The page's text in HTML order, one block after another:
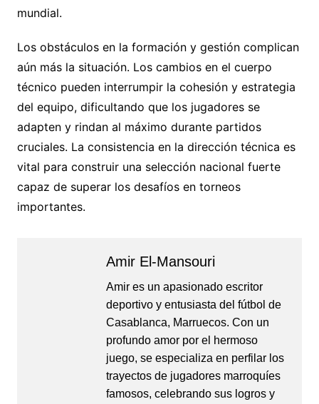
mundial.
Los obstáculos en la formación y gestión complican
aún más la situación. Los cambios en el cuerpo
técnico pueden interrumpir la cohesión y estrategia
del equipo, dificultando que los jugadores se
adapten y rindan al máximo durante partidos
cruciales. La consistencia en la dirección técnica es
vital para construir una selección nacional fuerte
capaz de superar los desafíos en torneos
importantes.
Amir El-Mansouri
Amir es un apasionado escritor
deportivo y entusiasta del fútbol de
Casablanca, Marruecos. Con un
profundo amor por el hermoso
juego, se especializa en perfilar los
trayectos de jugadores marroquíes
famosos, celebrando sus logros y